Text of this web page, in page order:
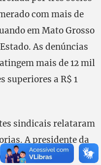
com mais de
em Mato Grosso
As denúncias
mais de 12 mil
superiores a R$ 1
sindicais relataram
A presidente da
do Estado,